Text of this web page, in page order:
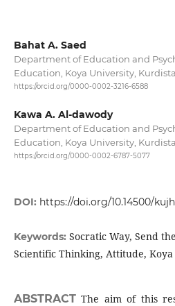
Bahat A. Saed
Department of Education and
Education, Koya University,
https://orcid.org/0000-0002-3216-6588
Kawa A. Al-dawody
Department of Education and
Education, Koya University,
https://orcid.org/0000-0002-6787-5077
DOI: https://doi.org/10.14500/
Keywords: Socratic Way, Send
Scientific Thinking, Attitude,
ABSTRACTThe aim of this